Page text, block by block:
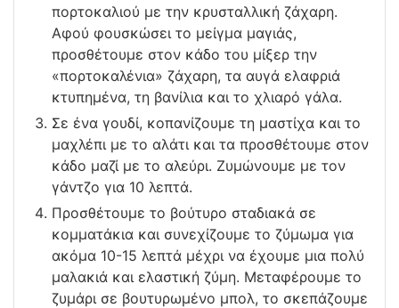
πορτοκαλιού με την κρυσταλλική ζάχαρη.
Αφού φουσκώσει το μείγμα μαγιάς,
προσθέτουμε στον κάδο του μίξερ την
«πορτοκαλένια» ζάχαρη, τα αυγά ελαφριά
κτυπημένα, τη βανίλια και το χλιαρό γάλα.
Σε ένα γουδί, κοπανίζουμε τη μαστίχα και το
μαχλέπι με το αλάτι και τα προσθέτουμε στον
κάδο μαζί με το αλεύρι. Ζυμώνουμε με τον
γάντζο για 10 λεπτά.
Προσθέτουμε το βούτυρο σταδιακά σε
κομματάκια και συνεχίζουμε το ζύμωμα για
ακόμα 10-15 λεπτά μέχρι να έχουμε μια πολύ
μαλακιά και ελαστική ζύμη. Μεταφέρουμε το
ζυμάρι σε βουτυρωμένο μπολ, το σκεπάζουμε